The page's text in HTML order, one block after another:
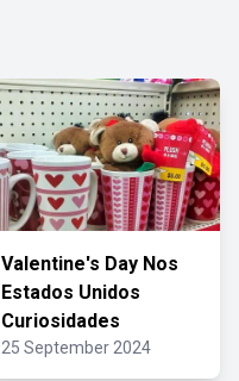
Valentine's Day Nos
Estados Unidos
Curiosidades
25 September 2024